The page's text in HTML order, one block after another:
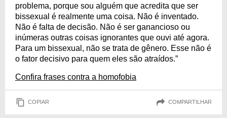
problema, porque sou alguém que acredita que ser
bissexual é realmente uma coisa. Não é inventado.
Não é falta de decisão. Não é ser ganancioso ou
inúmeras outras coisas ignorantes que ouvi até agora.
Para um bissexual, não se trata de gênero. Esse não é
o fator decisivo para quem eles são atraídos.”
Confira frases contra a homofobia
COPIAR COMPARTILHAR